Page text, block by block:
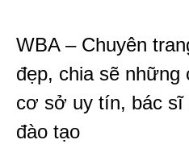
WBA – Chuyên
đẹp, chia sẽ những
cơ sở uy tín, bác sĩ
đào tạo